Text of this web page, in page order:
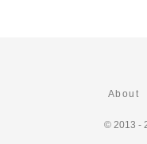
About
© 2013 -